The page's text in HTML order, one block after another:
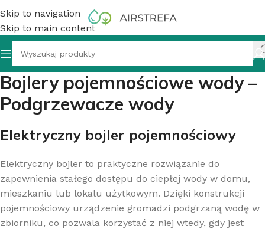
Skip to navigation
Skip to main content
Bojlery pojemnościowe wody –
Podgrzewacze wody
Elektryczny bojler pojemnościowy
Elektryczny bojler to praktyczne rozwiązanie do
zapewnienia stałego dostępu do ciepłej wody w domu,
mieszkaniu lub lokalu użytkowym. Dzięki konstrukcji
pojemnościowy urządzenie gromadzi podgrzaną wodę w
zbiorniku, co pozwala korzystać z niej wtedy, gdy jest